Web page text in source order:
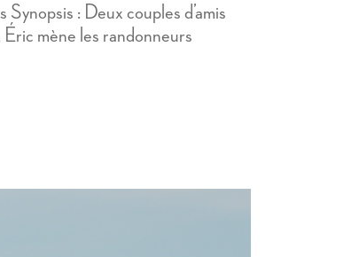
: Deux couples d’amis
mène les randonneurs